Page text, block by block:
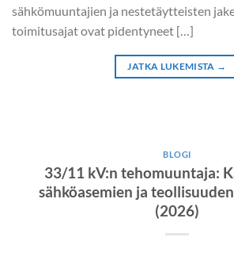
sähkömuuntajien ja nestetäytteisten
toimitusajat ovat pidentyneet […]
JATKA LUKEMISTA →
BLOGI
33/11 kV:n tehomuuntaja:
sähköasemien ja
(2026)